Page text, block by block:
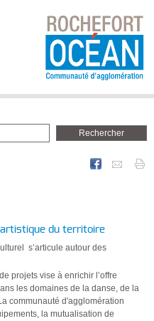
du territoire
s’articule autour des
projets vise à enrichir l’offre
les domaines de la danse, de la
communauté d'agglomération
la mutualisation de